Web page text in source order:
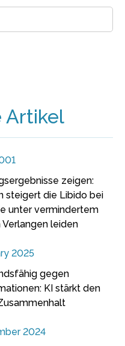
Artikel
zeigen:
steigert die Libido bei
unter vermindertem
leiden
2025
gegen
KI stärkt den
2024